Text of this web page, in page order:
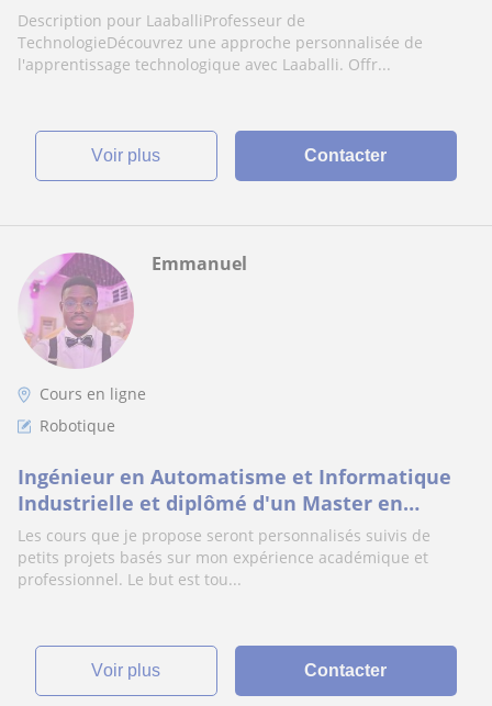
Description pour LaaballiProfesseur de
TechnologieDécouvrez une approche personnalisée de
l'apprentissage technologique avec Laaballi. Offr...
voir plus Contacter
Emmanuel
Cours en ligne
Robotique
Ingénieur en Automatisme et Informatique
Industrielle et diplômé d'un Master en
Intelligence artificielle et robotique, je donne
des cours en langage C, en Python, en Matlab
Simulink et en HTML/CSS
Les cours que je propose seront personnalisés suivis de
petits projets basés sur mon expérience académique et
professionnel. Le but est tou...
voir plus Contacter